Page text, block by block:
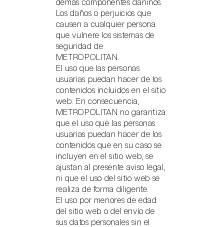
demás componentes dañinos.
Los daños o perjuicios que
causen a cualquier persona
que vulnere los sistemas de
seguridad de
METROPOLITAN.
El uso que las personas
usuarias puedan hacer de los
contenidos incluidos en el sitio
web. En consecuencia,
METROPOLITAN no garantiza
que el uso que las personas
usuarias puedan hacer de los
contenidos que en su caso se
incluyen en el sitio web, se
ajustan al presente aviso legal,
ni que el uso del sitio web se
realiza de forma diligente.
El uso por menores de edad
del sitio web o del envío de
sus datos personales sin el